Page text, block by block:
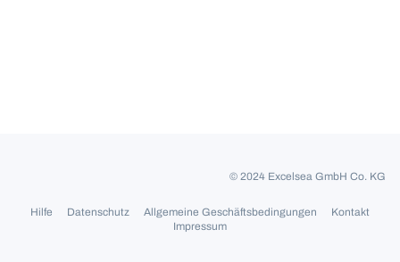
© 2024 Excelsea GmbH Co. KG
Hilfe Datenschutz Allgemeine Geschäftsbedingungen
Kontakt
Impressum